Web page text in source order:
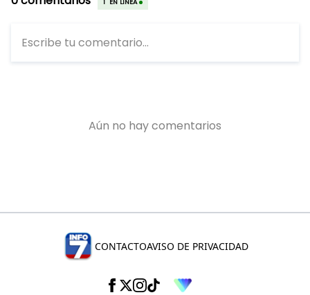
CONTACTOAVISO DE PRIVACIDAD